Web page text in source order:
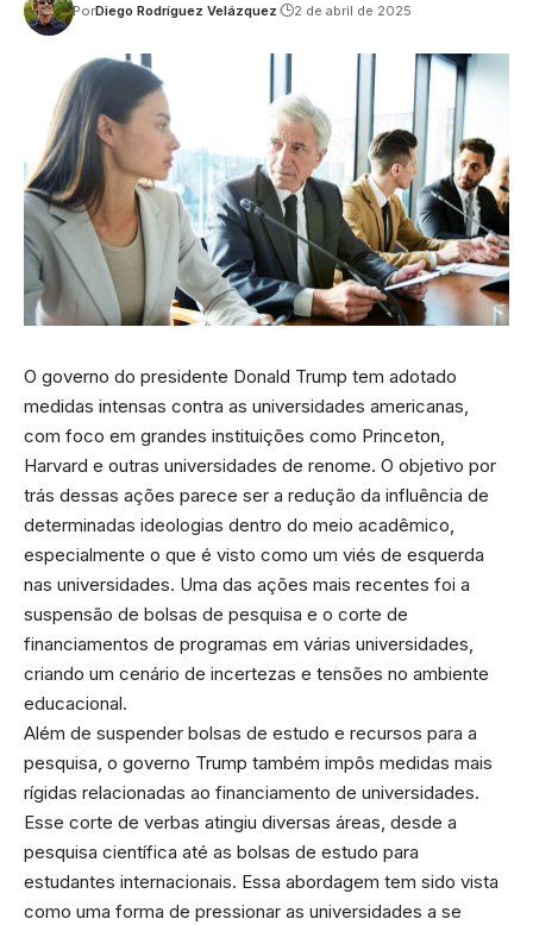
PorDiego Rodríguez Velázquez 2 de abril de 2025
O governo do presidente Donald Trump tem adotado
medidas intensas contra as universidades americanas,
com foco em grandes instituições como Princeton,
Harvard e outras universidades de renome. O objetivo por
trás dessas ações parece ser a redução da influência de
determinadas ideologias dentro do meio acadêmico,
especialmente o que é visto como um viés de esquerda
nas universidades. Uma das ações mais recentes foi a
suspensão de bolsas de pesquisa e o corte de
financiamentos de programas em várias universidades,
criando um cenário de incertezas e tensões no ambiente
educacional.
Além de suspender bolsas de estudo e recursos para a
pesquisa, o governo Trump também impôs medidas mais
rígidas relacionadas ao financiamento de universidades.
Esse corte de verbas atingiu diversas áreas, desde a
pesquisa científica até as bolsas de estudo para
estudantes internacionais. Essa abordagem tem sido vista
como uma forma de pressionar as universidades a se